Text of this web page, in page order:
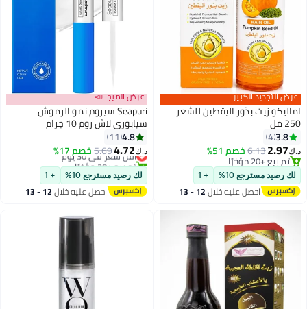
عرض التجديد الكبير
اماليكو زيت بذور اليقطين للشعر
250 مل
3.8
4
د.ك‏2.97
6.13خصم 51%
تم بيع +20 مؤخرًا
تم بيع +20 مؤخرًا
لك رصيد مسترجع 10% + 1
احصل عليه خلال 12 - 13
عرض الميجا 📣
Seapuri سيروم نمو الرموش
سيابوري لاش روم 10 جرام
4.8
11
د.ك‏4.72
5.69خصم 17%أقل سعر في 30 يوم
تم بيع +20 مؤخرًا
أقل سعر في 30 يوم
لك رصيد مسترجع 10% + 1
احصل عليه خلال 12 - 13